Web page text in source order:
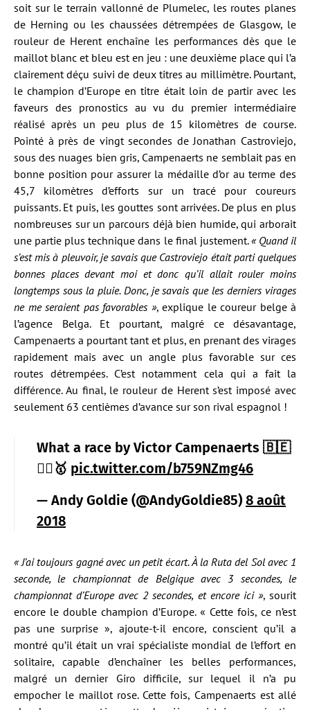
soit sur le terrain vallonné de Plumelec, les routes planes
de Herning ou les chaussées détrempées de Glasgow, le
rouleur de Herent enchaîne les performances dès que le
maillot blanc et bleu est en jeu : une deuxième place qui l’a
clairement déçu suivi de deux titres au millimètre. Pourtant,
le champion d’Europe en titre était loin de partir avec les
faveurs des pronostics au vu du premier intermédiaire
réalisé après un peu plus de 15 kilomètres de course.
Pointé à près de vingt secondes de Jonathan Castroviejo,
sous des nuages bien gris, Campenaerts ne semblait pas en
bonne position pour assurer la médaille d’or au terme des
45,7 kilomètres d’efforts sur un tracé pour coureurs
puissants. Et puis, les gouttes sont arrivées. De plus en plus
nombreuses sur un parcours déjà bien humide, qui arborait
une partie plus technique dans le final justement.« Quand il
s’est mis à pleuvoir, je savais que Castroviejo était parti quelques
bonnes places devant moi et donc qu’il allait rouler moins
longtemps sous la pluie. Donc, je savais que les derniers virages
ne me seraient pas favorables », explique le coureur belge à
l’agence Belga. Et pourtant, malgré ce désavantage,
Campenaerts a pourtant tant et plus, en prenant des virages
rapidement mais avec un angle plus favorable sur ces
routes détrempées. C’est notamment cela qui a fait la
différence. Au final, le rouleur de Herent s’est imposé avec
seulement 63 centièmes d’avance sur son rival espagnol !
What a race by Victor Campenaerts 🇧🇪
🚴‍♂️🥇 pic.twitter.com/b759NZmg46
— Andy Goldie (@AndyGoldie85) 8 août
2018
« J’ai toujours gagné avec un petit écart. À la Ruta del Sol avec 1
seconde, le championnat de Belgique avec 3 secondes, le
championnat d’Europe avec 2 secondes, et encore ici », sourit
encore le double champion d’Europe. « Cette fois, ce n’est
pas une surprise », ajoute-t-il encore, conscient qu’il a
montré qu’il était un vrai spécialiste mondial de l’effort en
solitaire, capable d’enchaîner les belles performances,
malgré un dernier Giro difficile, sur lequel il n’a pu
empocher le maillot rose. Cette fois, Campenaerts est allé